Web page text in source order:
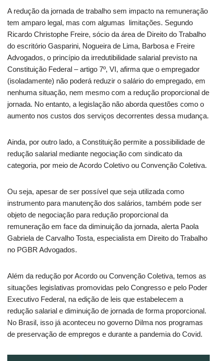
A redução da jornada de trabalho sem impacto na remuneração
tem amparo legal, mas com algumas limitações. Segundo
Ricardo Christophe Freire, sócio da área de Direito do Trabalho
do escritório Gasparini, Nogueira de Lima, Barbosa e Freire
Advogados, o princípio da irredutibilidade salarial previsto na
Constituição Federal – artigo 7º, VI, afirma que o empregador
(isoladamente) não poderá reduzir o salário do empregado, em
nenhuma situação, nem mesmo com a redução proporcional de
jornada. No entanto, a legislação não aborda questões como o
aumento nos custos dos serviços decorrentes dessa mudança.
Ainda, por outro lado, a Constituição permite a possibilidade de
redução salarial mediante negociação com sindicato da
categoria, por meio de Acordo Coletivo ou Convenção Coletiva.
Ou seja, apesar de ser possível que seja utilizada como
instrumento para manutenção dos salários, também pode ser
objeto de negociação para redução proporcional da
remuneração em face da diminuição da jornada, alerta Paola
Gabriela de Carvalho Tosta, especialista em Direito do Trabalho
no PGBR Advogados.
Além da redução por Acordo ou Convenção Coletiva, temos as
situações legislativas promovidas pelo Congresso e pelo Poder
Executivo Federal, na edição de leis que estabelecem a
redução salarial e diminuição de jornada de forma proporcional.
No Brasil, isso já aconteceu no governo Dilma nos programas
de preservação de empregos e durante a pandemia do Covid.